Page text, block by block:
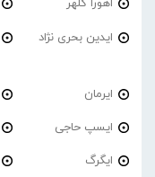
اهورا کلهر
ایدین بحری نژاد
ایرمان
ایسپ حاجی
ایگرگ